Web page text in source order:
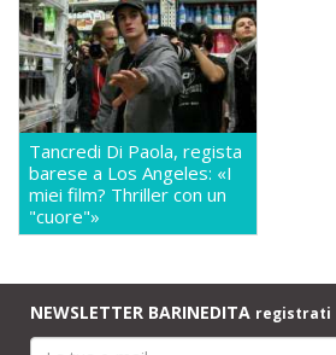
Tancredi Di Paola, regista
barese a Los Angeles: «I
miei film? Thriller con un
"cuore"»
NEWSLETTER BARINEDITA registrati